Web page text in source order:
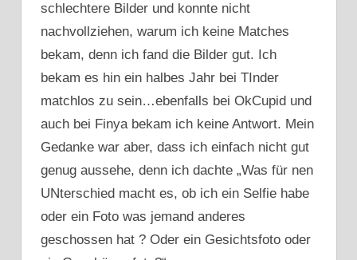
schlechtere Bilder und konnte nicht
nachvollziehen, warum ich keine Matches
bekam, denn ich fand die Bilder gut. Ich
bekam es hin ein halbes Jahr bei TInder
matchlos zu sein…ebenfalls bei OkCupid und
auch bei Finya bekam ich keine Antwort. Mein
Gedanke war aber, dass ich einfach nicht gut
genug aussehe, denn ich dachte „Was für nen
UNterschied macht es, ob ich ein Selfie habe
oder ein Foto was jemand anderes
geschossen hat ? Oder ein Gesichtsfoto oder